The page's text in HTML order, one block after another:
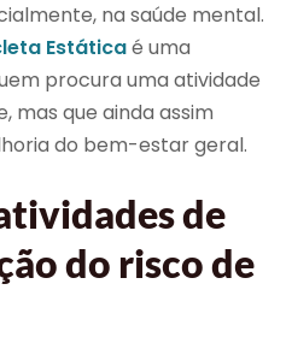
na saúde mental.
Estáticaé uma
procura uma atividade
mas que ainda assim
do bem-estar geral.
de
do risco de